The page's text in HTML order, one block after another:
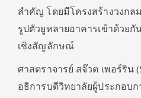
สำคัญ โดยมีโครงสร้างวงกล
รูปตัวยูหลายอาคารเข้าด้วย
เชิงสัญลักษณ์
ศาสตราจารย์ สจ๊วต เพอร์ริน
อธิการบดีวิทยาลัยผู้ประกอบ